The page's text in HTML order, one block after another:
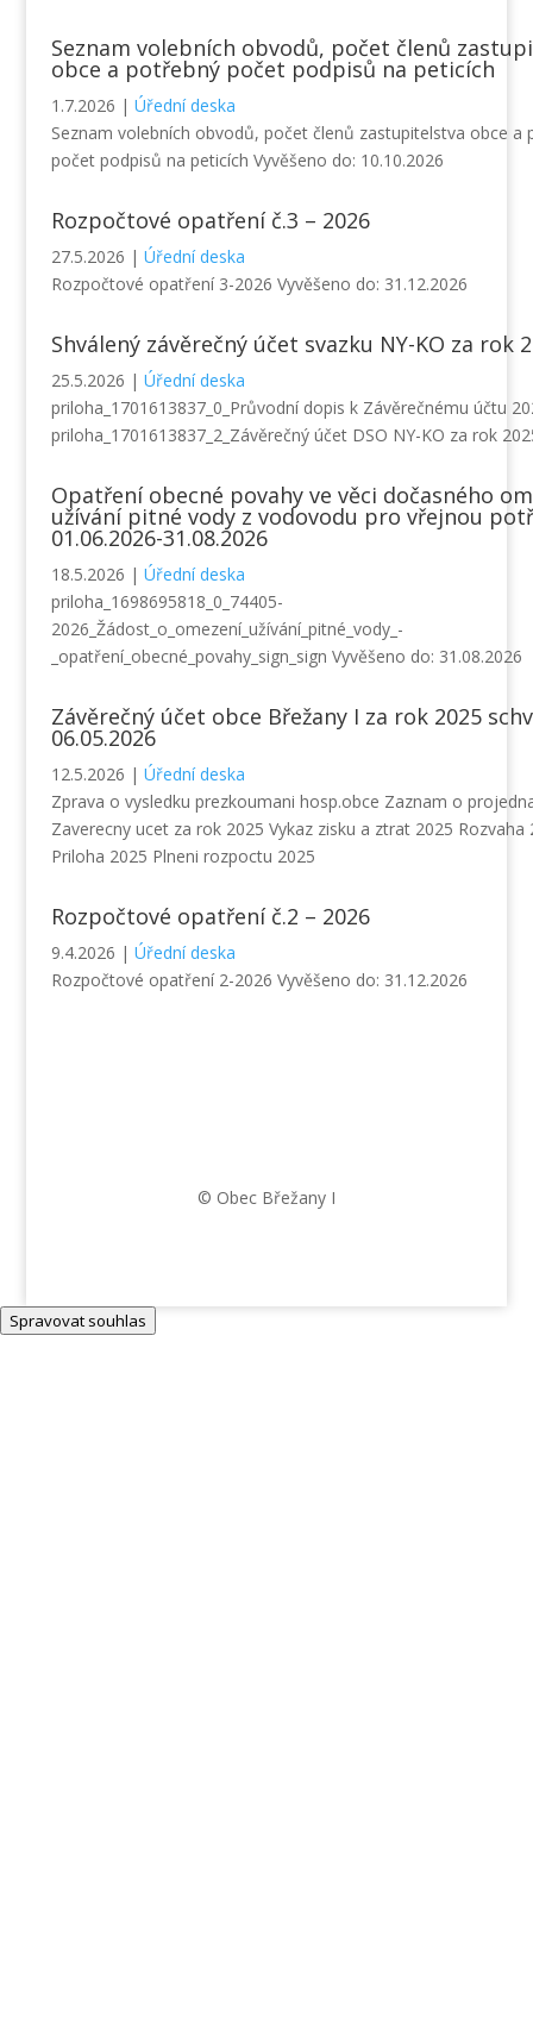
Seznam volebních obvodů, počet členů
obce a potřebný počet podpisů na peticích
1.7.2026 | Úřední deska
Seznam volebních obvodů, počet členů zastupitelstva obce a
počet podpisů na peticích Vyvěšeno do: 10.10.2026
Rozpočtové opatření č.3 – 2026
27.5.2026 | Úřední deska
Rozpočtové opatření 3-2026 Vyvěšeno do: 31.12.2026
Shválený závěrečný účet svazku NY-KO za rok
25.5.2026 | Úřední deska
priloha_1701613837_0_Průvodní dopis k Závěrečnému účtu
priloha_1701613837_2_Závěrečný účet DSO NY-KO za rok
Opatření obecné povahy ve věci dočasného
užívání pitné vody z vodovodu pro vřejnou
01.06.2026-31.08.2026
18.5.2026 | Úřední deska
priloha_1698695818_0_74405-
2026_Žádost_o_omezení_užívání_pitné_vody_-
_opatření_obecné_povahy_sign_sign Vyvěšeno do: 31.08.2026
Závěrečný účet obce Břežany I za rok 2025
06.05.2026
12.5.2026 | Úřední deska
Zprava o vysledku prezkoumani hosp.obce Zaznam o
Zaverecny ucet za rok 2025 Vykaz zisku a ztrat 2025 Rozvaha
Priloha 2025 Plneni rozpoctu 2025
Rozpočtové opatření č.2 – 2026
9.4.2026 | Úřední deska
Rozpočtové opatření 2-2026 Vyvěšeno do: 31.12.2026
© Obec Břežany I
Spravovat souhlas